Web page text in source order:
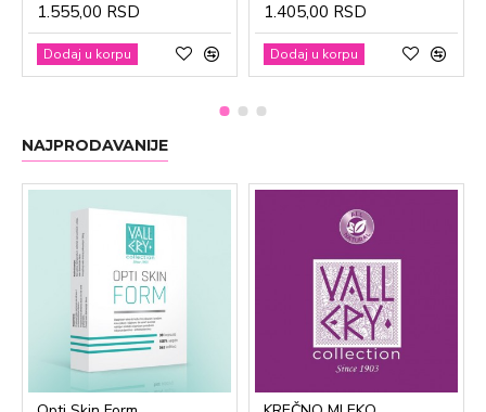
1.555,00 RSD
Dodaj u korpu
1.405,00 RSD
Dodaj u korpu
NAJPRODAVANIJE